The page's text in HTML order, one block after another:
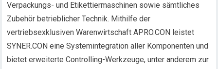
Verpackungs- und Etikettiermaschinen sowie sämtliches
Zubehör betrieblicher Technik. Mithilfe der
vertriebsexklusiven Warenwirtschaft APRO.CON leistet
SYNER.CON eine Systemintegration aller Komponenten und
bietet erweiterte Controlling-Werkzeuge, unter anderem zur